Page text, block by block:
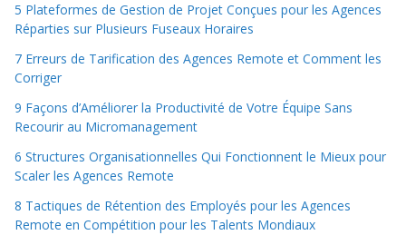
5 Plateformes de Gestion de Projet Conçues pour les Agences
Réparties sur Plusieurs Fuseaux Horaires
7 Erreurs de Tarification des Agences Remote et Comment les
Corriger
9 Façons d’Améliorer la Productivité de Votre Équipe Sans
Recourir au Micromanagement
6 Structures Organisationnelles Qui Fonctionnent le Mieux pour
Scaler les Agences Remote
8 Tactiques de Rétention des Employés pour les Agences
Remote en Compétition pour les Talents Mondiaux